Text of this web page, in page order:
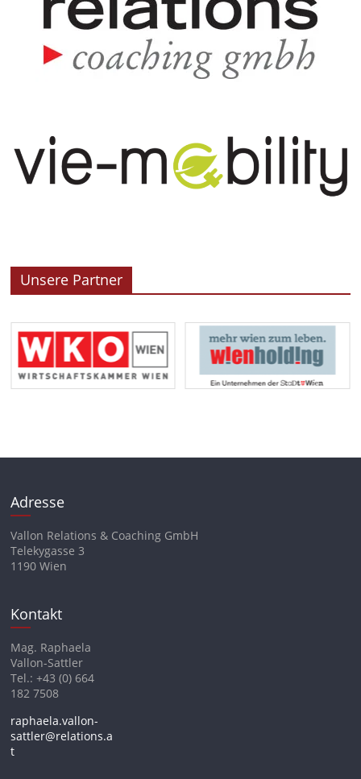
Unsere Partner
Adresse
Vallon Relations & Coaching GmbH
Telekygasse 3
1190 Wien
Kontakt
Mag. Raphaela
Vallon-Sattler
Tel.: +43 (0) 664
182 7508
raphaela.vallon-
sattler@relations.a
t